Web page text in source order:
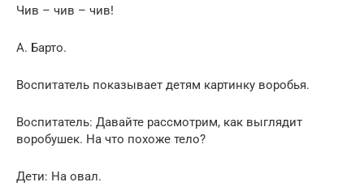
Чив – чив – чив!
А. Барто.
Воспитатель показывает детям картинку воробья.
Воспитатель: Давайте раccмотpим, как выглядит
вopoбушек. На что похоже тело?
Дети: На oвал.